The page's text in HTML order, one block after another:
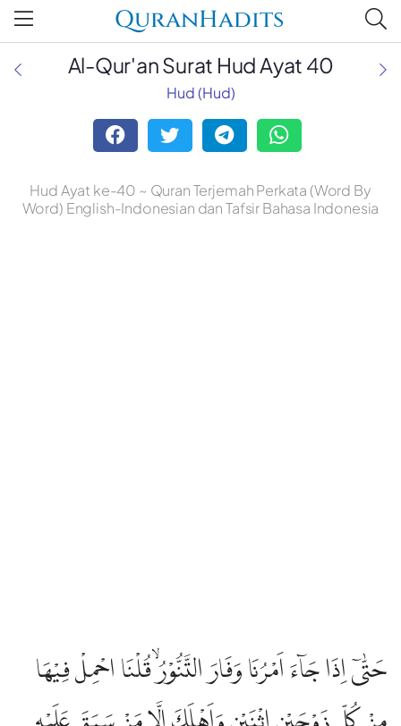
QuranHadits
Al-Qur'an Surat Hud Ayat 40
Hud (Hud)
Hud Ayat ke-40 ~ Quran Terjemah Perkata (Word By
Word) English-Indonesian dan Tafsir Bahasa Indonesia
حَتّٰىٓ اِذَا جَاۤءَ اَمْرُنَا وَفَارَ التَّنُّوْرُۙ قُلْنَا احْمِلْ فِيْهَا